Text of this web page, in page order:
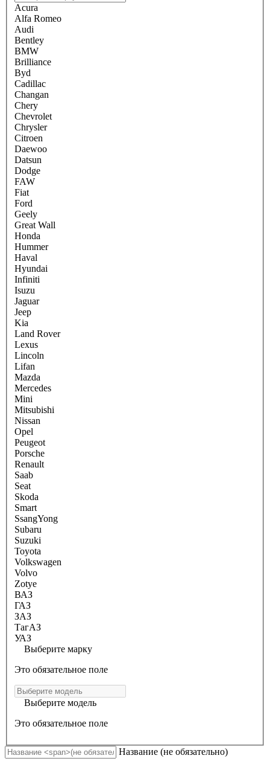
Acura
Alfa Romeo
Audi
Bentley
BMW
Brilliance
Byd
Cadillac
Changan
Chery
Chevrolet
Chrysler
Citroen
Daewoo
Datsun
Dodge
FAW
Fiat
Ford
Geely
Great Wall
Honda
Hummer
Haval
Hyundai
Infiniti
Isuzu
Jaguar
Jeep
Kia
Land Rover
Lexus
Lincoln
Lifan
Mazda
Mercedes
Mini
Mitsubishi
Nissan
Opel
Peugeot
Porsche
Renault
Saab
Seat
Skoda
Smart
SsangYong
Subaru
Suzuki
Toyota
Volkswagen
Volvo
Zotye
ВАЗ
ГАЗ
ЗАЗ
ТагАЗ
УАЗ
Выберите марку
Это обязательное поле
Выберите модель
Это обязательное поле
Название (не обязательно)